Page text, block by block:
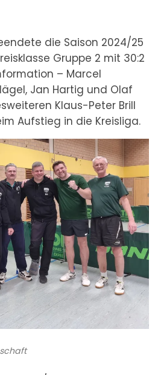
die Saison 2024/25
Gruppe 2 mit 30:2
– Marcel
Jan Hartig und Olaf
Klaus-Peter Brill
Aufstieg in die Kreisliga.